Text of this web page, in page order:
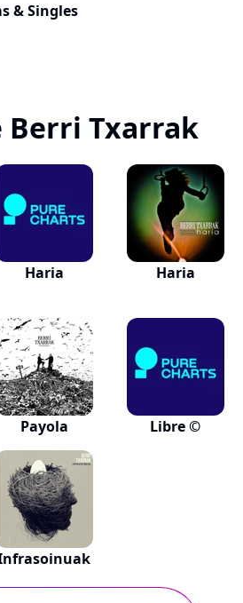
& Singles
Berri Txarrak
Haria Haria
Payola Libre ©